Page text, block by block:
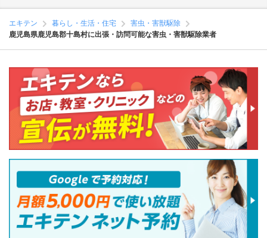
エキテン 暮らし・生活・住宅
害虫・害獣駆除
鹿児島県鹿児島郡十島村に出張・訪問可能な害虫・害獣駆除業者